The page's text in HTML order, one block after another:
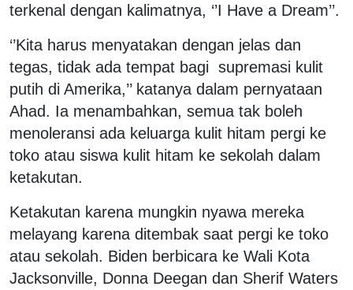
terkenal dengan kalimatnya, ‘’I Have a Dream’’.
‘’Kita harus menyatakan dengan jelas dan
tegas, tidak ada tempat bagi supremasi kulit
putih di Amerika,’’ katanya dalam pernyataan
Ahad. Ia menambahkan, semua tak boleh
menoleransi ada keluarga kulit hitam pergi ke
toko atau siswa kulit hitam ke sekolah dalam
ketakutan.
Ketakutan karena mungkin nyawa mereka
melayang karena ditembak saat pergi ke toko
atau sekolah. Biden berbicara ke Wali Kota
Jacksonville, Donna Deegan dan Sherif Waters